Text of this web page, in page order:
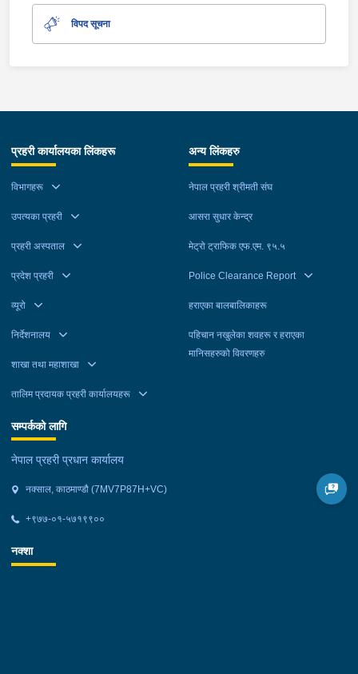
विपद सूचना
प्रहरी कार्यालयका लिंकहरू
विभागहरू
उपत्यका प्रहरी
प्रहरी अस्पताल
प्रदेश प्रहरी
व्यूरो
निर्देशनालय
शाखा तथा महाशाखा
तालिम प्रदायक प्रहरी कार्यालयहरू
अन्य लिंकहरु
नेपाल प्रहरी श्रीमती संघ
आसरा सुधार केन्द्र
मेट्रो ट्राफिक एफ.एम. ९५.५
Police Clearance Report
हराएका बालबालिकाहरू
पहिचान नखुलेका शवहरू र हराएका
मानिसहरुको विवरणहरु
सम्पर्कको लागि
नेपाल प्रहरी प्रधान कार्यालय
नक्साल, काठमाण्डौ (7MV7P87H+VC)
+९७७-०१-५७१९९००
नक्शा